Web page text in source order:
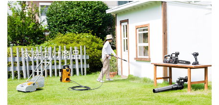
家庭向け商品